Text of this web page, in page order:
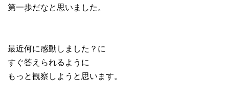
第一歩だなと思いました。
最近何に感動しました？に
すぐ答えられるように
もっと観察しようと思います。